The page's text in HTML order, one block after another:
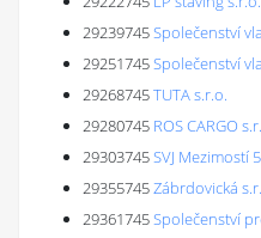
29239745Společenství
29251745Společenství
29268745TUTA s.r.o.
29280745 ROS CARGO
29303745SVJ Mezimostí
29355745Zábrdovická
29361745Společenství